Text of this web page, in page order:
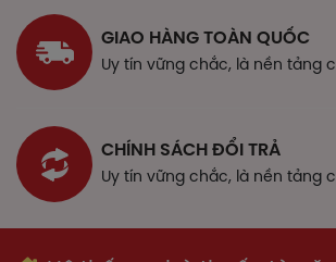
Thải trừ
Lượng ion calci được thải qua nước tiểu
độ lọc cầu thận và tái hấp thu ở ống
lượng calci đáng kể được thải trừ vào
cho con bú, một phần thải qua mồ hôi
Cholecalciferol (Vitamin D3)
GIAO HÀNG TOÀN QUỐC
Uy tín vững chắc, là nền tảng
CHÍNH SÁCH ĐỔI TRẢ
Uy tín vững chắc, là nền tảng